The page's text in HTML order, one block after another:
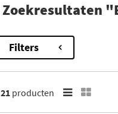
Zoekresultaten
Filters
21 producten